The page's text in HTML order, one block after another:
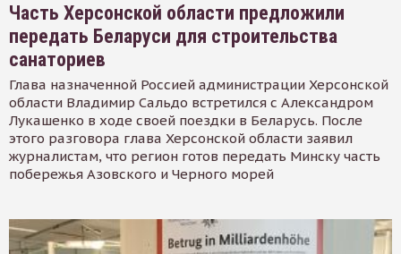
Часть Херсонской области предложили
передать Беларуси для строительства
санаториев
Глава назначенной Россией администрации Херсонской
области Владимир Сальдо встретился с Александром
Лукашенко в ходе своей поездки в Беларусь. После
этого разговора глава Херсонской области заявил
журналистам, что регион готов передать Минску часть
побережья Азовского и Черного морей